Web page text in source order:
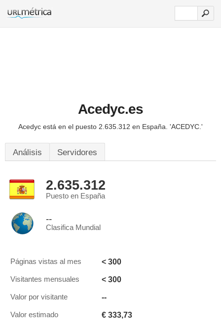
Acedyc.es
Acedyc está en el puesto 2.635.312 en España. 'ACEDYC.'
Análisis Servidores
2.635.312
Puesto en España
--
Clasifica Mundial
Páginas vistas al mes < 300
Visitantes mensuales < 300
Valor por visitante --
Valor estimado € 333,73